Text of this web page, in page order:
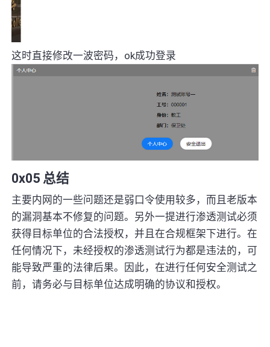
这时直接修改一波密码，ok成功登录
0x05 总结
主要内网的一些问题还是弱口令使用较多，而且老版本
的漏洞基本不修复的问题。另外一提进行渗透测试必须
获得目标单位的合法授权，并且在合规框架下进行。在
任何情况下，未经授权的渗透测试行为都是违法的，可
能导致严重的法律后果。因此，在进行任何安全测试之
前，请务必与目标单位达成明确的协议和授权。